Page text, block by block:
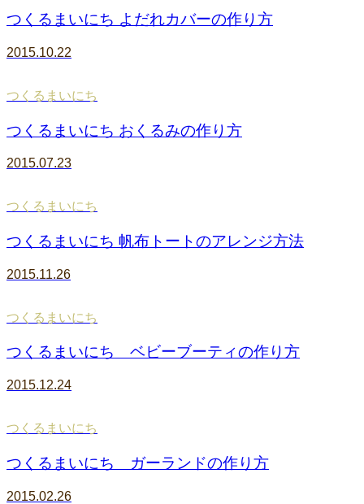
つくるまいにち よだれカバーの作り方
2015.10.22
つくるまいにち
つくるまいにち おくるみの作り方
2015.07.23
つくるまいにち
つくるまいにち 帆布トートのアレンジ方法
2015.11.26
つくるまいにち
つくるまいにち ベビーブーティの作り方
2015.12.24
つくるまいにち
つくるまいにち ガーランドの作り方
2015.02.26